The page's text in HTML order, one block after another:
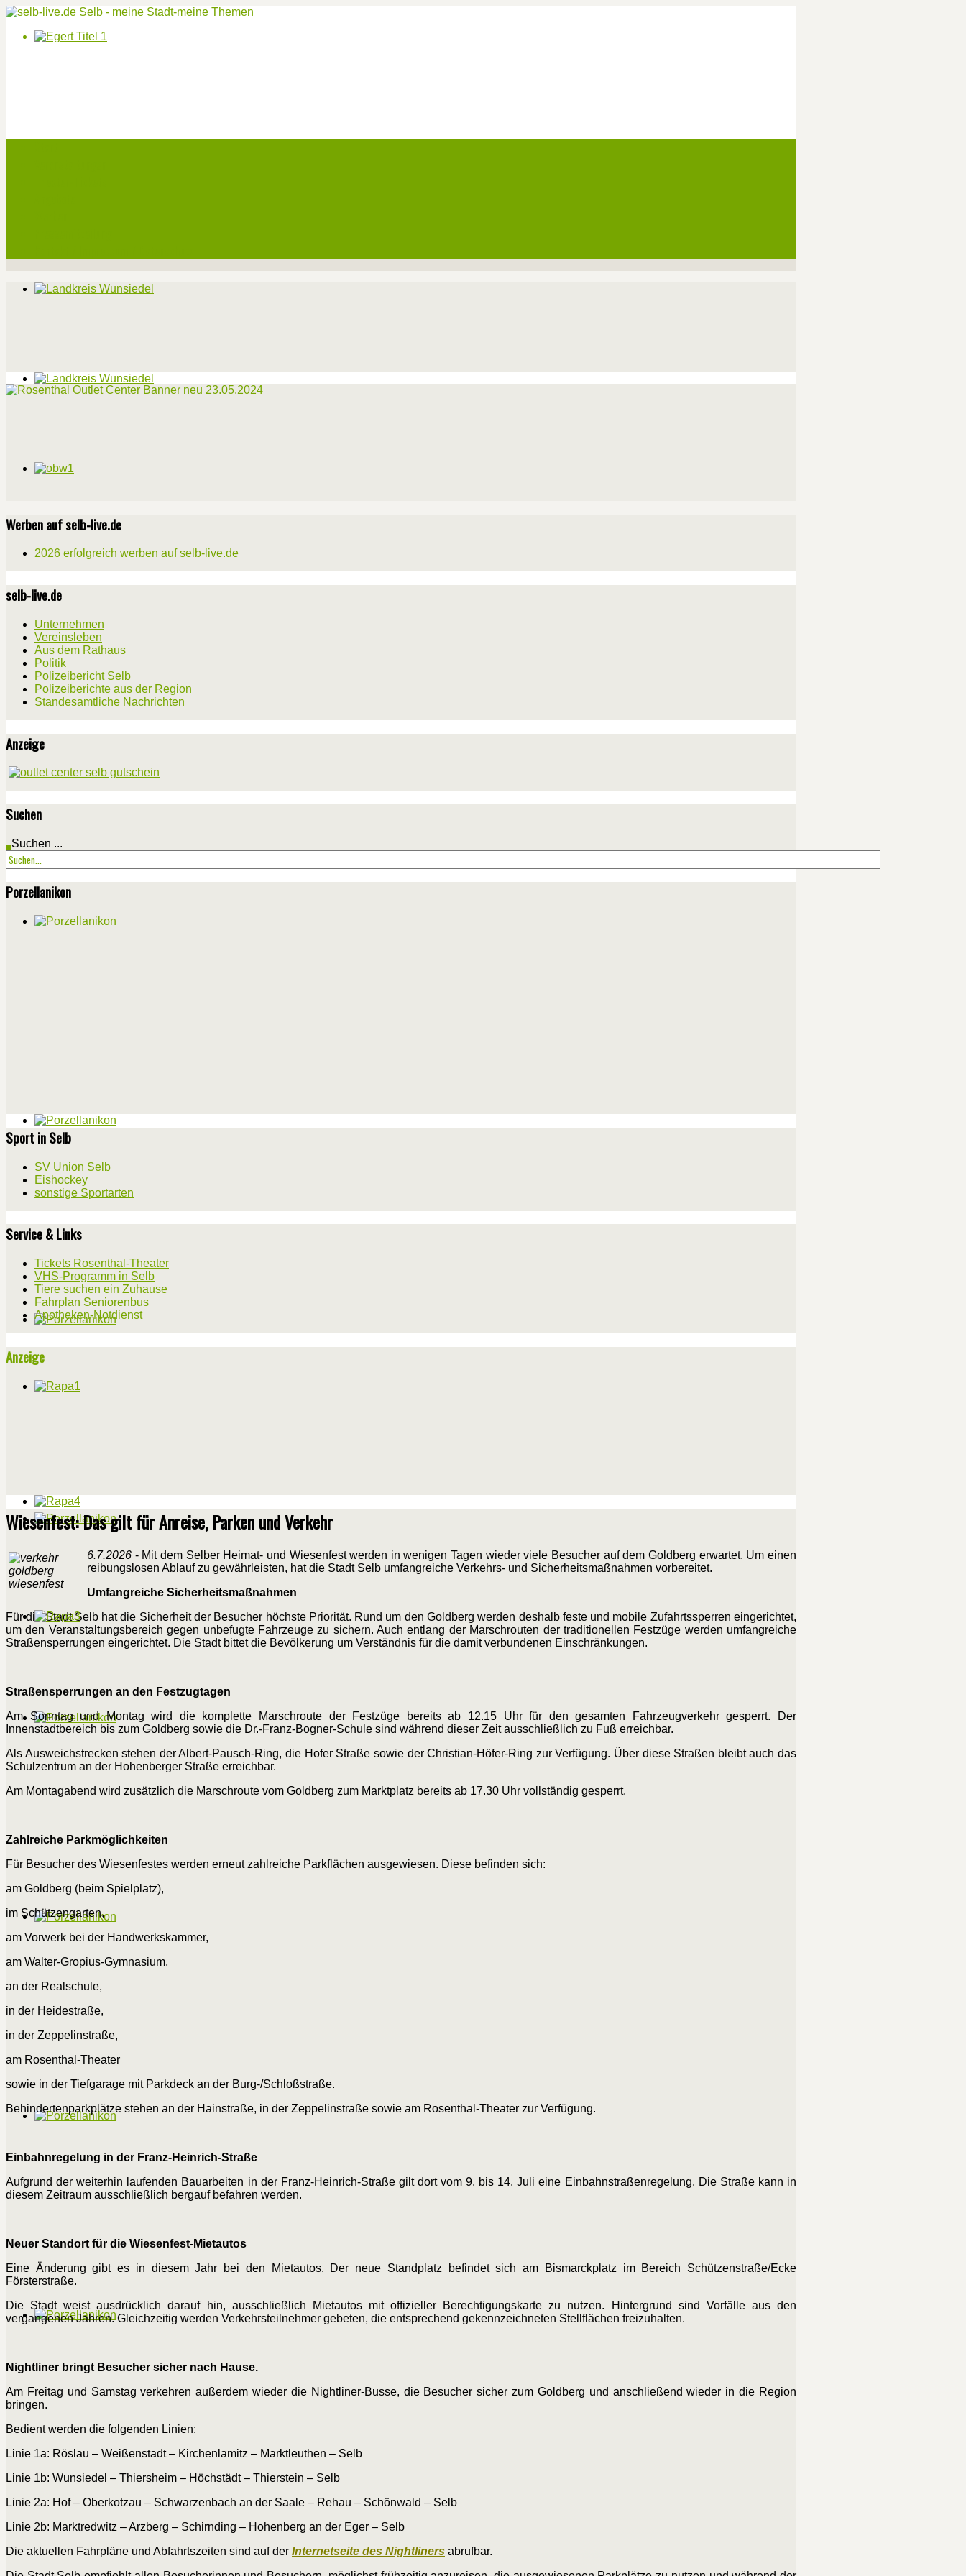
Werben auf selb-live.de
2026 erfolgreich werben auf selb-live.de
selb-live.de
Unternehmen
Vereinsleben
Aus dem Rathaus
Politik
Polizeibericht Selb
Polizeiberichte aus der Region
Standesamtliche Nachrichten
Anzeige
Suchen
Suchen ...
Porzellanikon
Sport in Selb
SV Union Selb
Eishockey
sonstige Sportarten
Service & Links
Tickets Rosenthal-Theater
VHS-Programm in Selb
Tiere suchen ein Zuhause
Fahrplan Seniorenbus
Apotheken-Notdienst
Anzeige
Wiesenfest: Das gilt für Anreise, Parken und Verkehr
6.7.2026 - Mit dem Selber Heimat- und Wiesenfest werden in wenigen Tagen wieder viele Besucher auf dem Goldberg erwartet. Um einen
reibungslosen Ablauf zu gewährleisten, hat die Stadt Selb umfangreiche Verkehrs- und Sicherheitsmaßnahmen vorbereitet.
Umfangreiche Sicherheitsmaßnahmen
Für die Stadt Selb hat die Sicherheit der Besucher höchste Priorität. Rund um den Goldberg werden deshalb feste und mobile Zufahrtssperren eingerichtet,
um den Veranstaltungsbereich gegen unbefugte Fahrzeuge zu sichern. Auch entlang der Marschrouten der traditionellen Festzüge werden umfangreiche
Straßensperrungen eingerichtet. Die Stadt bittet die Bevölkerung um Verständnis für die damit verbundenen Einschränkungen.
Straßensperrungen an den Festzugtagen
Am Sonntag und Montag wird die komplette Marschroute der Festzüge bereits ab 12.15 Uhr für den gesamten Fahrzeugverkehr gesperrt. Der
Innenstadtbereich bis zum Goldberg sowie die Dr.-Franz-Bogner-Schule sind während dieser Zeit ausschließlich zu Fuß erreichbar.
Als Ausweichstrecken stehen der Albert-Pausch-Ring, die Hofer Straße sowie der Christian-Höfer-Ring zur Verfügung. Über diese Straßen bleibt auch das
Schulzentrum an der Hohenberger Straße erreichbar.
Am Montagabend wird zusätzlich die Marschroute vom Goldberg zum Marktplatz bereits ab 17.30 Uhr vollständig gesperrt.
Zahlreiche Parkmöglichkeiten
Für Besucher des Wiesenfestes werden erneut zahlreiche Parkflächen ausgewiesen. Diese befinden sich:
am Goldberg (beim Spielplatz),
im Schützengarten,
am Vorwerk bei der Handwerkskammer,
am Walter-Gropius-Gymnasium,
an der Realschule,
in der Heidestraße,
in der Zeppelinstraße,
am Rosenthal-Theater
sowie in der Tiefgarage mit Parkdeck an der Burg-/Schloßstraße.
Behindertenparkplätze stehen an der Hainstraße, in der Zeppelinstraße sowie am Rosenthal-Theater zur Verfügung.
Einbahnregelung in der Franz-Heinrich-Straße
Aufgrund der weiterhin laufenden Bauarbeiten in der Franz-Heinrich-Straße gilt dort vom 9. bis 14. Juli eine Einbahnstraßenregelung. Die Straße kann in
diesem Zeitraum ausschließlich bergauf befahren werden.
Neuer Standort für die Wiesenfest-Mietautos
Eine Änderung gibt es in diesem Jahr bei den Mietautos. Der neue Standplatz befindet sich am Bismarckplatz im Bereich Schützenstraße/Ecke
Försterstraße.
Die Stadt weist ausdrücklich darauf hin, ausschließlich Mietautos mit offizieller Berechtigungskarte zu nutzen. Hintergrund sind Vorfälle aus den
vergangenen Jahren. Gleichzeitig werden Verkehrsteilnehmer gebeten, die entsprechend gekennzeichneten Stellflächen freizuhalten.
Nightliner bringt Besucher sicher nach Hause.
Am Freitag und Samstag verkehren außerdem wieder die Nightliner-Busse, die Besucher sicher zum Goldberg und anschließend wieder in die Region
bringen.
Bedient werden die folgenden Linien:
Linie 1a: Röslau – Weißenstadt – Kirchenlamitz – Marktleuthen – Selb
Linie 1b: Wunsiedel – Thiersheim – Höchstädt – Thierstein – Selb
Linie 2a: Hof – Oberkotzau – Schwarzenbach an der Saale – Rehau – Schönwald – Selb
Linie 2b: Marktredwitz – Arzberg – Schirnding – Hohenberg an der Eger – Selb
Die aktuellen Fahrpläne und Abfahrtszeiten sind auf der Internetseite des Nightliners abrufbar.